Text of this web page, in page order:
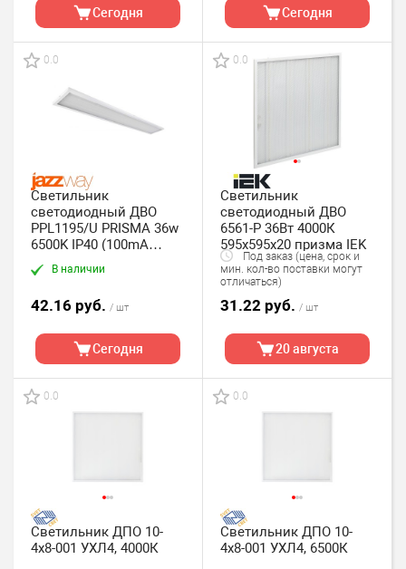
Сегодня Сегодня
0.0
Светильник
светодиодный ДВО
PPL1195/U PRISMA 36w
6500K IP40 (100mA
19мм) (уп. 4*1шт) Jaz
В наличии
42.16 руб. / шт
Сегодня
0.0
Светильник
светодиодный ДВО
6561-P 36Вт 4000К
595х595х20 призма IEK
Под заказ (цена, срок и
мин. кол-во поставки могут
отличаться)
31.22 руб. / шт
20 августа
0.0
Светильник ДПО 10-
4х8-001 УХЛ4, 4000К
0.0
Светильник ДПО 10-
4х8-001 УХЛ4, 6500К